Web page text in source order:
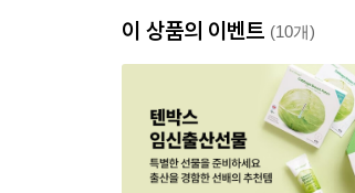
이 상품의 이벤트 (10개)